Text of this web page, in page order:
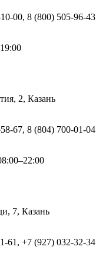
00, 8 (800) 505-96-43
2, Казань
67, 8 (804) 700-01-04
7, Казань
61, +7 (927) 032-32-34